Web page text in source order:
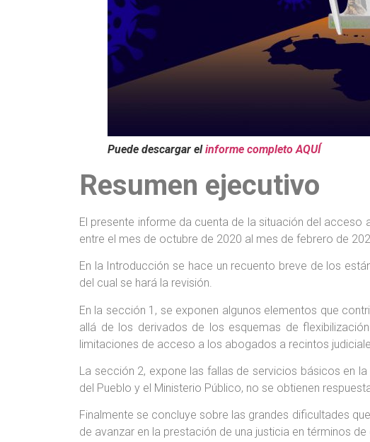
Puede descargar elinforme completo AQUÍ
Resumen ejecutivo
El presente informe da cuenta de la situación del
entre el mes de octubre de 2020 al mes de febrero de
En la Introducción se hace un recuento breve de los
del cual se hará la revisión.
En la sección 1, se exponen algunos elementos que
allá de los derivados de los esquemas de
limitaciones de acceso a los abogados a recintos
La sección 2, expone las fallas de servicios básicos en
del Pueblo y el Ministerio Público, no se obtienen
Finalmente se concluye sobre las grandes dificultades
de avanzar en la prestación de una justicia en términos